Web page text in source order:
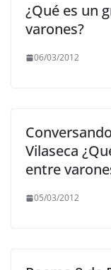
¿Qué es un
varones?
06/03/2012
Vilaseca
entre
05/03/2012